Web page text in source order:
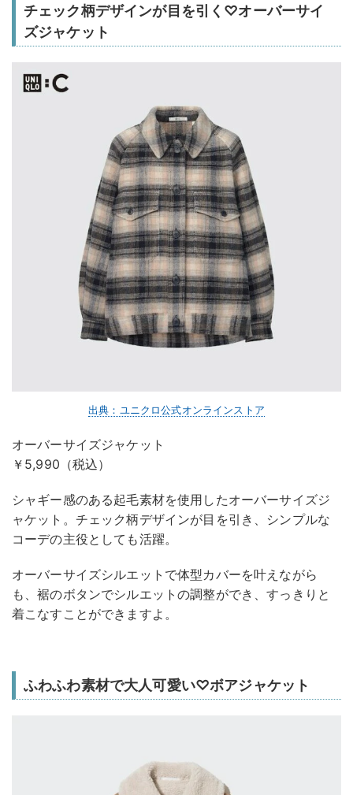
チェック柄デザインが目を引く♡オーバーサイ
ズジャケット
出典：ユニクロ公式オンラインストア
オーバーサイズジャケット
￥5,990（税込）
シャギー感のある起毛素材を使用したオーバーサイズジ
ャケット。チェック柄デザインが目を引き、シンプルな
コーデの主役としても活躍。
オーバーサイズシルエットで体型カバーを叶えながら
も、裾のボタンでシルエットの調整ができ、すっきりと
着こなすことができますよ。
ふわふわ素材で大人可愛い♡ボアジャケット